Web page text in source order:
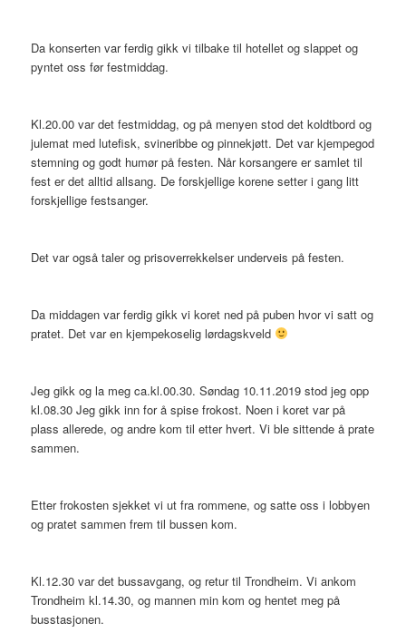
Da konserten var ferdig gikk vi tilbake til hotellet og slappet og
pyntet oss før festmiddag.
Kl.20.00 var det festmiddag, og på menyen stod det koldtbord og
julemat med lutefisk, svineribbe og pinnekjøtt. Det var kjempegod
stemning og godt humør på festen. Når korsangere er samlet til
fest er det alltid allsang. De forskjellige korene setter i gang litt
forskjellige festsanger.
Det var også taler og prisoverrekkelser underveis på festen.
Da middagen var ferdig gikk vi koret ned på puben hvor vi satt og
pratet. Det var en kjempekoselig lørdagskveld
Jeg gikk og la meg ca.kl.00.30. Søndag 10.11.2019 stod jeg opp
kl.08.30 Jeg gikk inn for å spise frokost. Noen i koret var på
plass allerede, og andre kom til etter hvert. Vi ble sittende å prate
sammen.
Etter frokosten sjekket vi ut fra rommene, og satte oss i lobbyen
og pratet sammen frem til bussen kom.
Kl.12.30 var det bussavgang, og retur til Trondheim. Vi ankom
Trondheim kl.14.30, og mannen min kom og hentet meg på
busstasjonen.